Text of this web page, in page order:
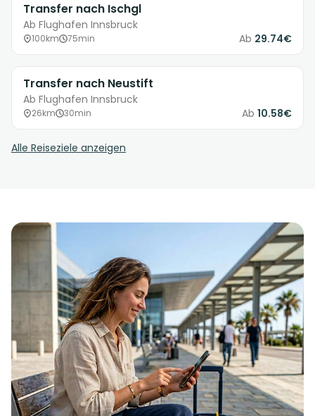
Transfer nach Ischgl
Ab Flughafen Innsbruck
100km 75min Ab 29.74€
Transfer nach Neustift
Ab Flughafen Innsbruck
26km 30min Ab 10.58€
Alle Reiseziele anzeigen